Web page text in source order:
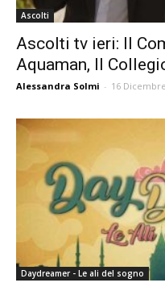
Ascolti
Ascolti tv ieri: Il
Aquaman, Il
Alessandra Solmi - 16
Daydreamer - Le ali del sogno